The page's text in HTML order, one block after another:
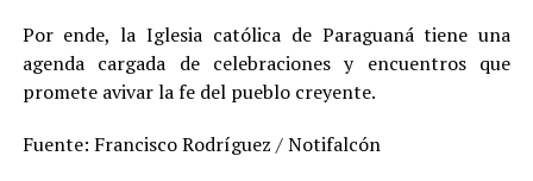
Por ende, la Iglesia católica de Paraguaná tiene una
agenda cargada de celebraciones y encuentros que
promete avivar la fe del pueblo creyente.
Fuente: Francisco Rodríguez / Notifalcón